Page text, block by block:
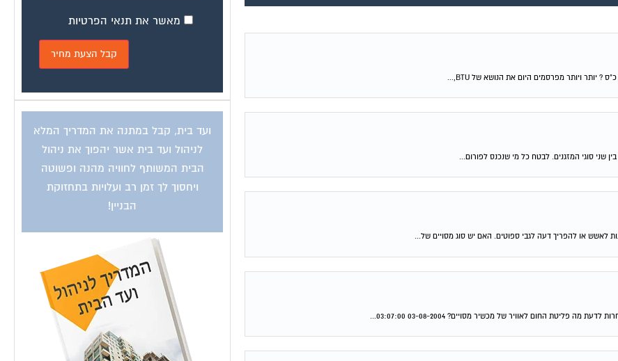
שני סוגי המזגנים. לבטח כל מי שנכנס לפורום...
לאשש או להפריך דעה לגבי ספוטים. האם יש סוג מסויים של...
מאשר את תנאי הפרטיות
ועד בית, קבל במתנה את המדריך המלא
לניהול ועד בית אשר יהפוך את ניהול
הבית המשותף לחוויה מהנה ופשוטה
ויחסוך לך זמן רב ועלויות בתחזוקת
הבניין!